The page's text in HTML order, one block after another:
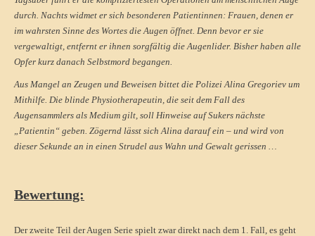
durch. Nachts widmet er sich besonderen Patientinnen: Frauen, denen er
im wahrsten Sinne des Wortes die Augen öffnet. Denn bevor er sie
vergewaltigt, entfernt er ihnen sorgfältig die Augenlider. Bisher haben alle
Opfer kurz danach Selbstmord begangen.
Aus Mangel an Zeugen und Beweisen bittet die Polizei Alina Gregoriev um
Mithilfe. Die blinde Physiotherapeutin, die seit dem Fall des
Augensammlers als Medium gilt, soll Hinweise auf Sukers nächste
„Patientin“ geben. Zögernd lässt sich Alina darauf ein – und wird von
dieser Sekunde an in einen Strudel aus Wahn und Gewalt gerissen …
Bewertung:
Der zweite Teil der Augen Serie spielt zwar direkt nach dem 1. Fall, es geht